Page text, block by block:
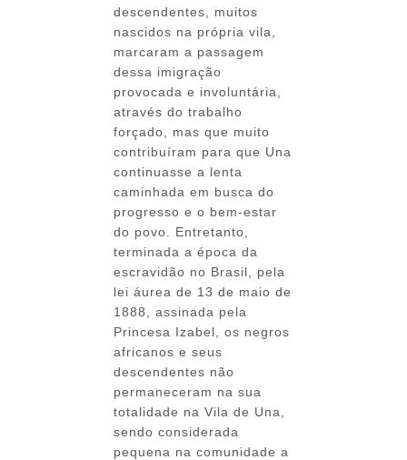
descendentes, muitos
nascidos na própria vila,
marcaram a passagem
dessa imigração
provocada e involuntária,
através do trabalho
forçado, mas que muito
contribuíram para que Una
continuasse a lenta
caminhada em busca do
progresso e o bem-estar
do povo. Entretanto,
terminada a época da
escravidão no Brasil, pela
lei áurea de 13 de maio de
1888, assinada pela
Princesa Izabel, os negros
africanos e seus
descendentes não
permaneceram na sua
totalidade na Vila de Una,
sendo considerada
pequena na comunidade a